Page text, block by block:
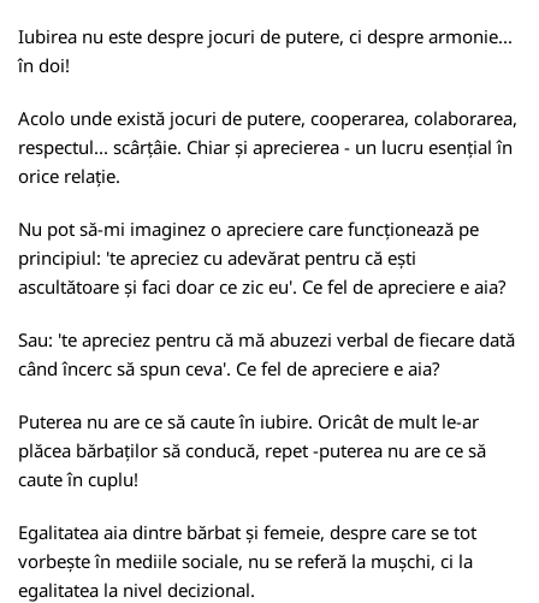
Iubirea nu este despre jocuri de putere, ci despre armonie...
în doi!
Acolo unde există jocuri de putere, cooperarea, colaborarea,
respectul... scârțâie. Chiar și aprecierea - un lucru esențial în
orice relație.
Nu pot să-mi imaginez o apreciere care funcționează pe
principiul: 'te apreciez cu adevărat pentru că ești
ascultătoare și faci doar ce zic eu'. Ce fel de apreciere e aia?
Sau: 'te apreciez pentru că mă abuzezi verbal de fiecare dată
când încerc să spun ceva'. Ce fel de apreciere e aia?
Puterea nu are ce să caute în iubire. Oricât de mult le-ar
plăcea bărbaților să conducă, repet -puterea nu are ce să
caute în cuplu!
Egalitatea aia dintre bărbat și femeie, despre care se tot
vorbește în mediile sociale, nu se referă la mușchi, ci la
egalitatea la nivel decizional.